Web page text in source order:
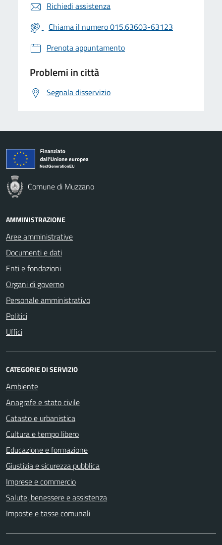
Richiedi assistenza
Chiama il numero 015.63603-63123
Prenota appuntamento
Problemi in città
Segnala disservizio
Comune di Muzzano
AMMINISTRAZIONE
Aree amministrative
Documenti e dati
Enti e fondazioni
Organi di governo
Personale amministrativo
Politici
Uffici
CATEGORIE DI SERVIZIO
Ambiente
Anagrafe e stato civile
Catasto e urbanistica
Cultura e tempo libero
Educazione e formazione
Giustizia e sicurezza pubblica
Imprese e commercio
Salute, benessere e assistenza
Imposte e tasse comunali